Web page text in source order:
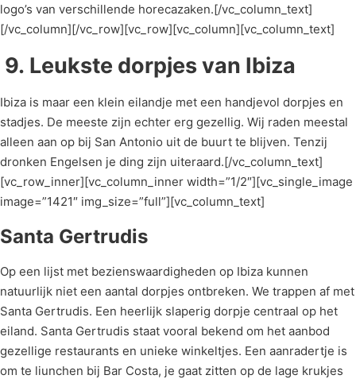
logo’s van verschillende horecazaken.[/vc_column_text]
[/vc_column][/vc_row][vc_row][vc_column][vc_column_text]
9. Leukste dorpjes van Ibiza
Ibiza is maar een klein eilandje met een handjevol dorpjes en
stadjes. De meeste zijn echter erg gezellig. Wij raden meestal
alleen aan op bij San Antonio uit de buurt te blijven. Tenzij
dronken Engelsen je ding zijn uiteraard.[/vc_column_text]
[vc_row_inner][vc_column_inner width=”1/2″][vc_single_image
image=”1421″ img_size=”full”][vc_column_text]
Santa Gertrudis
Op een lijst met bezienswaardigheden op Ibiza kunnen
natuurlijk niet een aantal dorpjes ontbreken. We trappen af met
Santa Gertrudis. Een heerlijk slaperig dorpje centraal op het
eiland. Santa Gertrudis staat vooral bekend om het aanbod
gezellige restaurants en unieke winkeltjes. Een aanradertje is
om te liunchen bij Bar Costa, je gaat zitten op de lage krukjes